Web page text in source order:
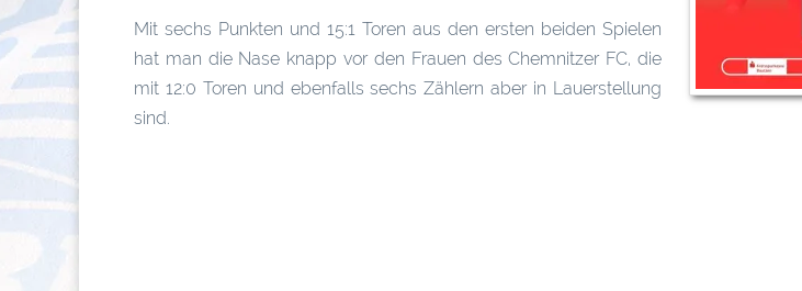
Mit sechs Punkten und 15:1 Toren aus den ersten beiden Spielen
hat man die Nase knapp vor den Frauen des Chemnitzer FC, die
mit 12:0 Toren und ebenfalls sechs Zählern aber in Lauerstellung
sind.